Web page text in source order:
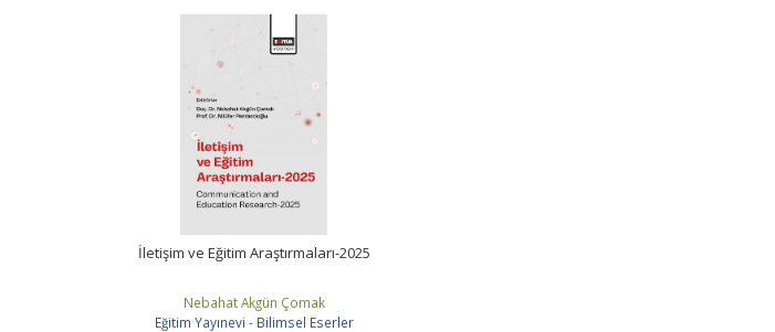
İletişim ve Eğitim Araştırmaları-2025
Nebahat Akgün Çomak
Eğitim Yayınevi - Bilimsel Eserler